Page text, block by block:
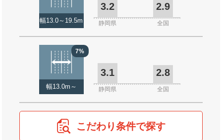
幅13.0～19.5m
3.2 2.9
静岡県 全国
7%
幅13.0m～
3.1 2.8
静岡県 全国
こだわり条件で探す